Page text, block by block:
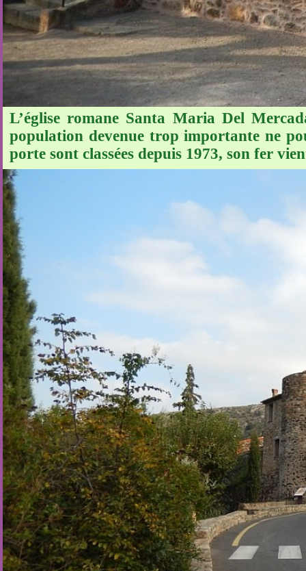
L’église romane Santa Maria Del
population devenue trop importante ne
porte sont classées depuis 1973, son fer